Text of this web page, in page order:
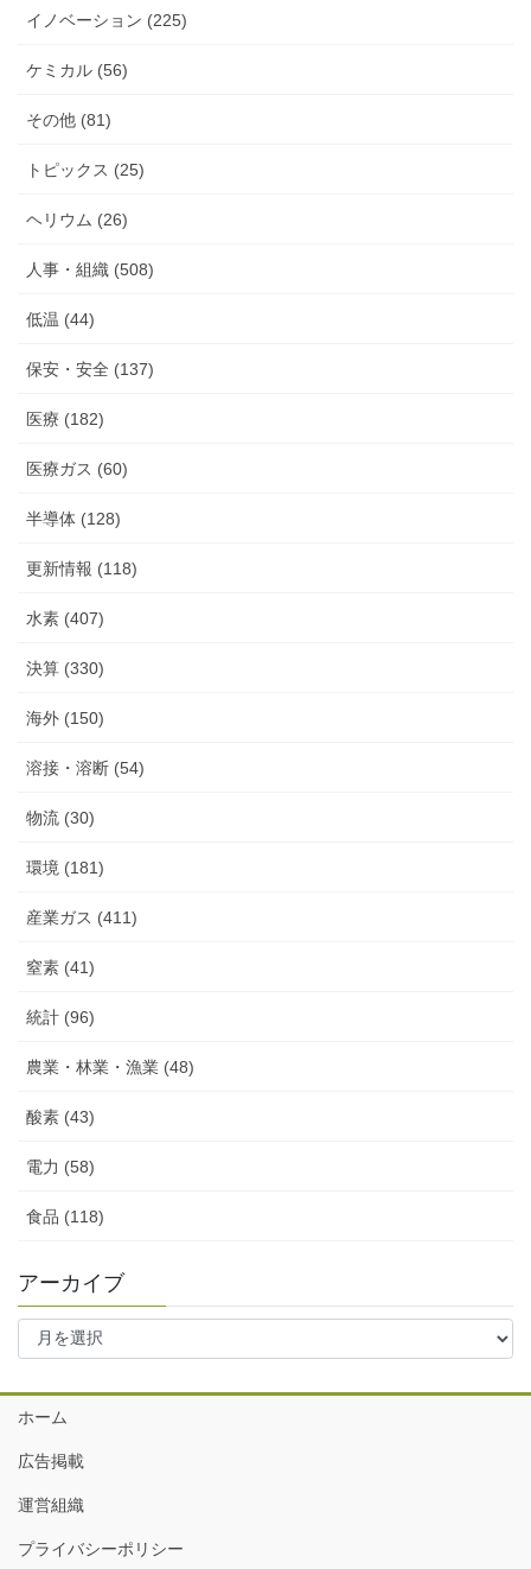
イノベーション (225)
ケミカル (56)
その他 (81)
トピックス (25)
ヘリウム (26)
人事・組織 (508)
低温 (44)
保安・安全 (137)
医療 (182)
医療ガス (60)
半導体 (128)
更新情報 (118)
水素 (407)
決算 (330)
海外 (150)
溶接・溶断 (54)
物流 (30)
環境 (181)
産業ガス (411)
窒素 (41)
統計 (96)
農業・林業・漁業 (48)
酸素 (43)
電力 (58)
食品 (118)
アーカイブ
ア
イ
ブ
ホーム
広告掲載
運営組織
プライバシーポリシー